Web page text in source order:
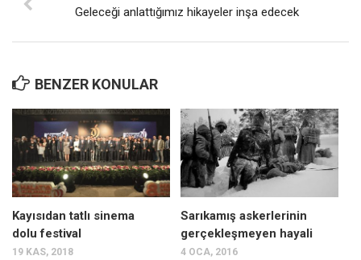
Geleceği anlattığımız hikayeler inşa edecek
BENZER KONULAR
Kayısıdan tatlı sinema
dolu festival
19 KAS, 2018
Sarıkamış askerlerinin
gerçekleşmeyen hayali
4 OCA, 2016